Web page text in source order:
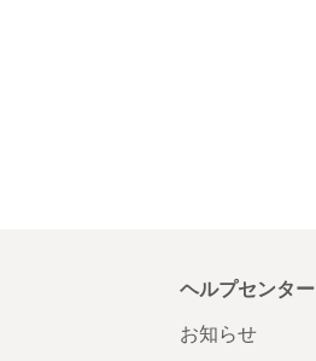
ヘルプセンター
お知らせ